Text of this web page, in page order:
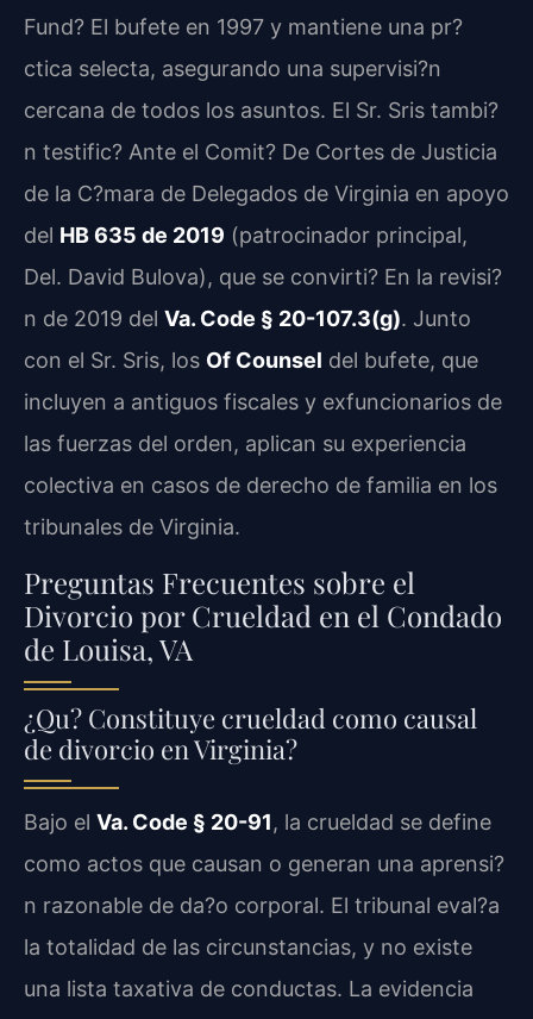
Fund? El bufete en 1997 y mantiene una pr?
ctica selecta, asegurando una supervisi?n
cercana de todos los asuntos. El Sr. Sris tambi?
n testific? Ante el Comit? De Cortes de Justicia
de la C?mara de Delegados de Virginia en apoyo
del HB 635 de 2019 (patrocinador principal,
Del. David Bulova), que se convirti? En la revisi?
n de 2019 del Va. Code § 20-107.3(g). Junto
con el Sr. Sris, los Of Counsel del bufete, que
incluyen a antiguos fiscales y exfuncionarios de
las fuerzas del orden, aplican su experiencia
colectiva en casos de derecho de familia en los
tribunales de Virginia.
Preguntas Frecuentes sobre el
Divorcio por Crueldad en el Condado
de Louisa, VA
¿Qu? Constituye crueldad como causal
de divorcio en Virginia?
Bajo el Va. Code § 20-91, la crueldad se define
como actos que causan o generan una aprensi?
n razonable de da?o corporal. El tribunal eval?a
la totalidad de las circunstancias, y no existe
una lista taxativa de conductas. La evidencia